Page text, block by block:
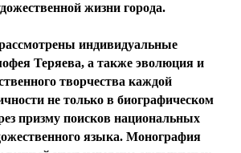
жизни города.
индивидуальные
Теряева, а также эволюция и
творчества каждой
не только в биографическом
призму поисков национальных
языка. Монография